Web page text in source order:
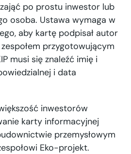
po prostu inwestor lub
osoba. Ustawa wymaga w
aby kartę podpisał autor
przygotowującym
musi się znaleźć imię i
i data
inwestorów
karty informacyjnej
przemysłowym
Eko-projekt.